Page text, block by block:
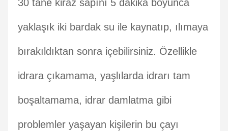
30 tane kiraz sapını 5 dakika boyunca
yaklaşık iki bardak su ile kaynatıp, ılımaya
bırakıldıktan sonra içebilirsiniz. Özellikle
idrara çıkamama, yaşlılarda idrarı tam
boşaltamama, idrar damlatma gibi
problemler yaşayan kişilerin bu çayı